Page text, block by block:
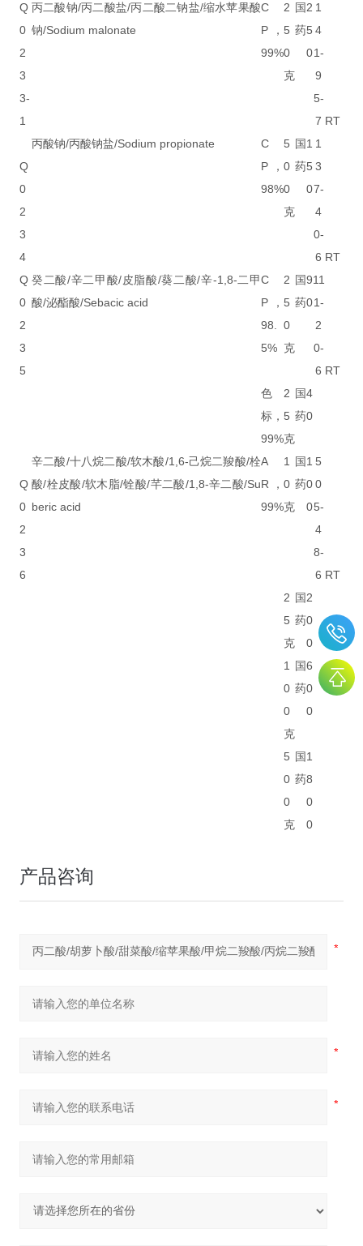
Q
0
2
3
3-
1
丙二酸钠/丙二酸盐/丙二酸二钠盐/缩水苹果酸
钠/Sodium malonate
C
P，
99%
2
5
0
克
国
药
2
5
0
1
4
1-
9
5-
7 RT
Q
0
2
3
4
丙酸钠/丙酸钠盐/Sodium propionate
C
P，
98%
5
0
0
克
国
药
1
5
0
1
3
7-
4
0-
6 RT
Q
0
2
3
5
癸二酸/辛二甲酸/皮脂酸/葵二酸/辛-1,8-二甲
酸/泌酯酸/Sebacic acid
C
P，
98.
5%
2
5
0
克
国
药
9
0
11
1-
2
0-
6 RT
色
标，
99%
2
5
克
国
药
4
0
Q
0
2
3
6
辛二酸/十八烷二酸/软木酸/1,6-己烷二羧酸/栓
酸/栓皮酸/软木脂/铨酸/芊二酸/1,8-辛二酸/Su
beric acid
A
R，
99%
1
0
克
国
药
1
0
0
5
0
5-
4
8-
6 RT
2
5
克
国
药
2
0
0
1
0
0
克
国
药
6
0
0
5
0
0
克
国
药
1
8
0
0
产品咨询